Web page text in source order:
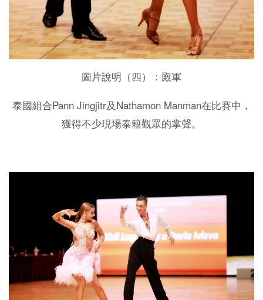
圖片說明（四）：殿軍
泰國組合Pann Jingjitr及 Nathamon Manman在比賽中，
獲得不少現場泰籍觀眾的掌聲。